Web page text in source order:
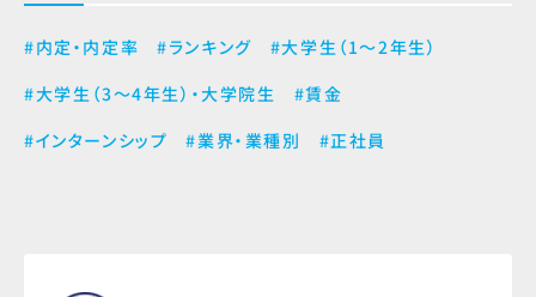
#内定・内定率 #ランキング
#大学生（1～2年生）
#大学生（3～4年生）・大学院生
#賃金
#インターンシップ
#業界・業種別 #正社員